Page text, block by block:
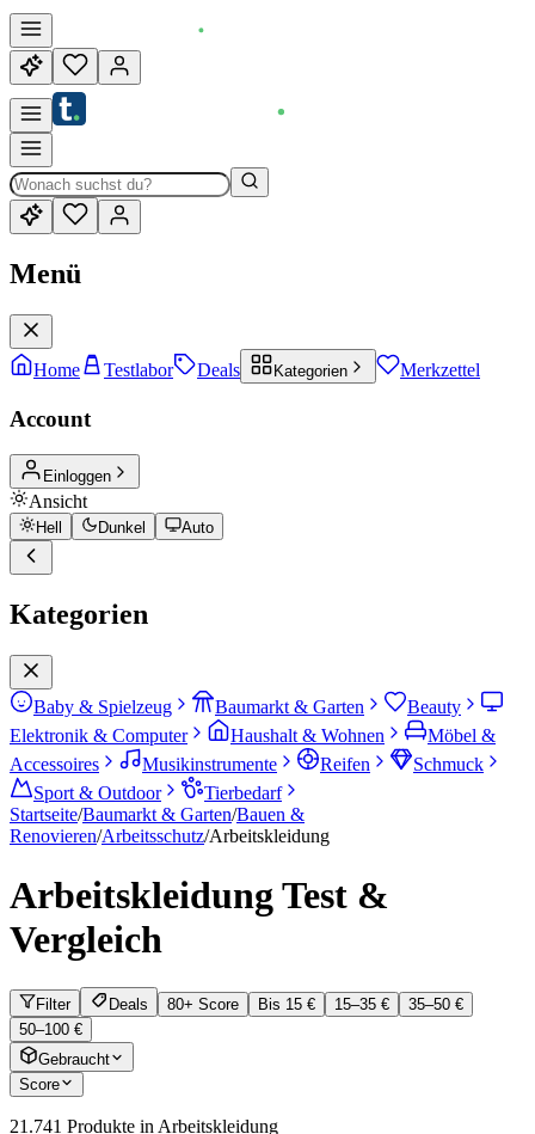
Menü
Home Testlabor Deals Kategorien Merkzettel
Account
Einloggen
Ansicht
Hell Dunkel Auto
Kategorien
Baby & Spielzeug Baumarkt & Garten
Beauty
Elektronik & Computer
Haushalt & Wohnen
Möbel &
Accessoires
Musikinstrumente Reifen
Schmuck
Sport & Outdoor
Tierbedarf
Startseite/Baumarkt & Garten/Bauen &
Renovieren/Arbeitsschutz/Arbeitskleidung
Arbeitskleidung Test &
Vergleich
Filter Deals 80+ Score Bis 15 € 15–35 €
35–50 €
50–100 €
Gebraucht
Score
21.741 Produkte in Arbeitskleidung